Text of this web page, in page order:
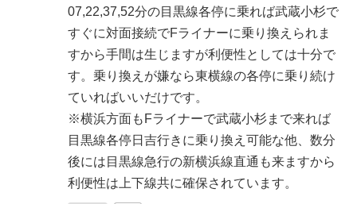
07,22,37,52分の目黒線各停に乗れば武蔵小杉で
すぐに対面接続でFライナーに乗り換えられま
すから手間は生じますが利便性としては十分で
す。乗り換えが嫌なら東横線の各停に乗り続け
ていればいいだけです。
※横浜方面もFライナーで武蔵小杉まで来れば
目黒線各停日吉行きに乗り換え可能な他、数分
後には目黒線急行の新横浜線直通も来ますから
利便性は上下線共に確保されています。